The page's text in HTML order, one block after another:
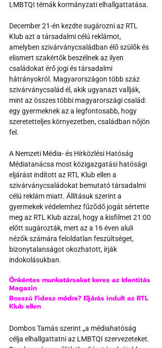
LMBTQI témák kormányzati elhallgattatása.
December 21-én kezdte sugározni az RTL
Klub azt a társadalmi célú reklámot,
amelyben szivárványcsaládban élő szülők és
elismert szakértők beszélnek az ilyen
családokat érő jogi és társadalmi
hátrányokról. Magyarországon több száz
szivárványcsalád él, akik ugyanazt vallják,
mint az összes többi magyarországi család:
egy gyermeknek az a legfontosabb, hogy
szeretetteljes környezetben, családban nőjön
fel.
A Nemzeti Média- és Hírközlési Hatóság
Médiatanácsa most közigazgatási hatósági
eljárást indított az RTL Klub ellen a
szivárványcsaládokat bemutató társadalmi
célú reklám miatt. Állításuk szerint a
gyermekek védelemhez fűződő jogát sértette
meg az RTL Klub azzal, hogy a kisfilmet 21:00
előtt sugározták, mert az a 16 éven aluli
nézők számára feloldatlan feszültséget,
bizonytalanságot okozhatott, írják
indokolásukban.
Önkéntes munkatársakat keres az Identitás
Magazin
Bosszú Fidesz módra? Eljárás indult az RTL
Klub ellen
Dombos Tamás szerint „a médiahatóság
célja elhallgattatni az LMBTQI szervezeteket.